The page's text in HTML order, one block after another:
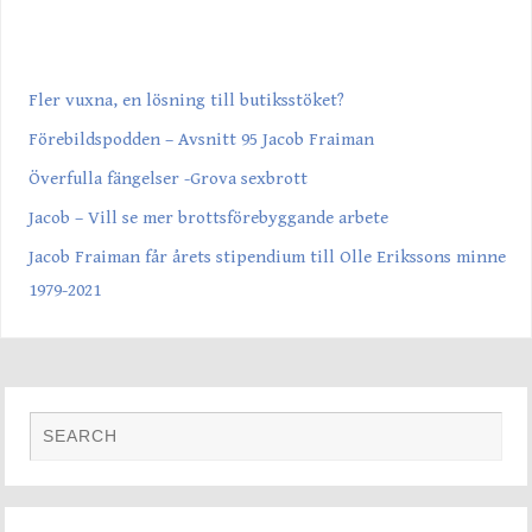
Fler vuxna, en lösning till butiksstöket?
Förebildspodden – Avsnitt 95 Jacob Fraiman
Överfulla fängelser -Grova sexbrott
Jacob – Vill se mer brottsförebyggande arbete
Jacob Fraiman får årets stipendium till Olle Erikssons minne
1979-2021